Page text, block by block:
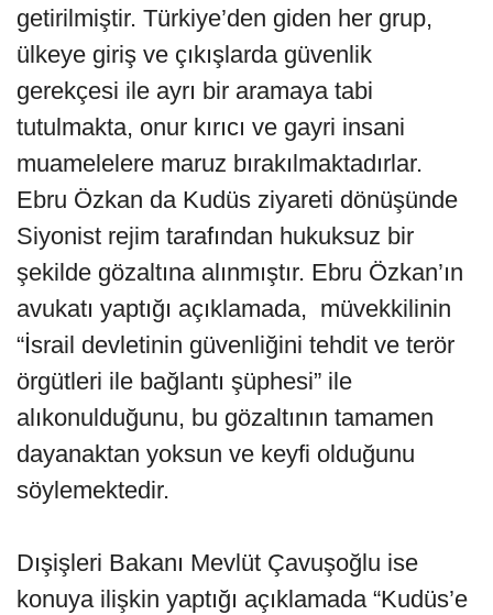
getirilmiştir. Türkiye’den giden her grup,
ülkeye giriş ve çıkışlarda güvenlik
gerekçesi ile ayrı bir aramaya tabi
tutulmakta, onur kırıcı ve gayri insani
muamelelere maruz bırakılmaktadırlar.
Ebru Özkan da Kudüs ziyareti dönüşünde
Siyonist rejim tarafından hukuksuz bir
şekilde gözaltına alınmıştır. Ebru Özkan’ın
avukatı yaptığı açıklamada, müvekkilinin
“İsrail devletinin güvenliğini tehdit ve terör
örgütleri ile bağlantı şüphesi” ile
alıkonulduğunu, bu gözaltının tamamen
dayanaktan yoksun ve keyfi olduğunu
söylemektedir.
Dışişleri Bakanı Mevlüt Çavuşoğlu ise
konuya ilişkin yaptığı açıklamada “Kudüs’e